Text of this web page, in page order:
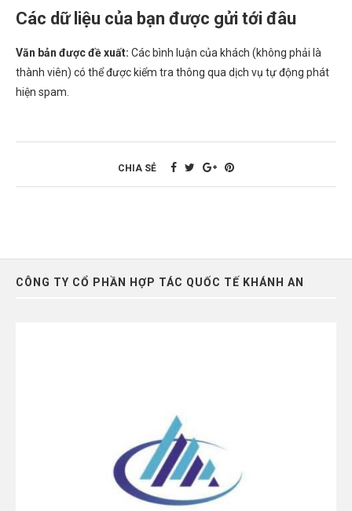
Các dữ liệu của bạn được gửi tới đâu
Văn bản được đề xuất: Các bình luận của khách (không phải là
thành viên) có thể được kiểm tra thông qua dịch vụ tự động phát
hiện spam.
CHIA SẺ
CÔNG TY CỔ PHẦN HỢP TÁC QUỐC TẾ KHÁNH AN